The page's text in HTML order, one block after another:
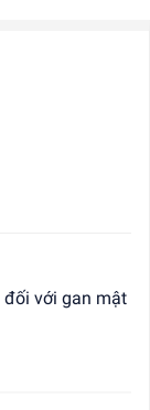
đối với gan mật